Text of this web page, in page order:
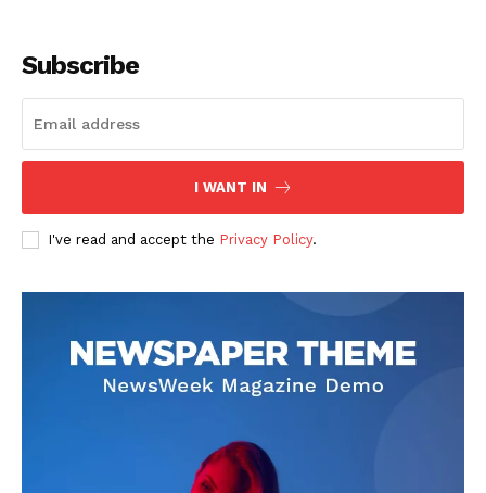
Subscribe
I WANT IN
I've read and accept the Privacy Policy.